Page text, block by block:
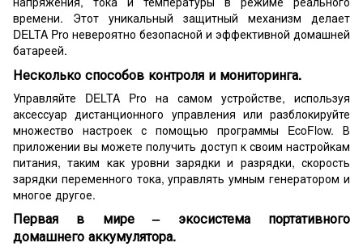
времени. Этот уникальный защитный механизм делает
DELTA Pro невероятно безопасной и эффективной домашней
батареей.
Несколько способов контроля и мониторинга.
Управляйте DELTA Pro на самом устройстве, используя
аксессуар дистанционного управления или разблокируйте
множество настроек с помощью программы EcoFlow. В
приложении вы можете получить доступ к своим настройкам
питания, таким как уровни зарядки и разрядки, скорость
зарядки переменного тока, управлять умным генератором и
многое другое.
Первая в мире – экосистема портативного
домашнего аккумулятора.